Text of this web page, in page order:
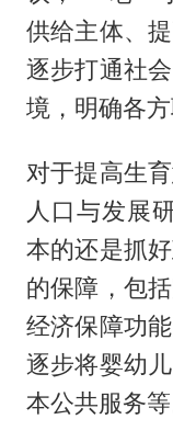
供给主体、
逐步打通社
境，明确各方
对于提高生
人口与发展
本的还是抓
的保障，包
经济保障功
逐步将婴幼
本公共服务等